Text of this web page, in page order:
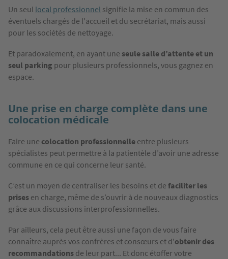
Un seul local professionnel signifie la mise en commun des
éventuels chargés de l'accueil et du secrétariat, mais aussi
pour les sociétés de nettoyage.
Et paradoxalement, en ayant une seule salle d’attente et un
seul parking pour plusieurs professionnels, vous gagnez en
espace.
Une prise en charge complète dans une
colocation médicale
Faire une colocation professionnelle entre plusieurs
spécialistes peut permettre à la patientèle d’avoir une adresse
commune en ce qui concerne leur santé.
C’est un moyen de centraliser les besoins et de faciliter les
prises en charge, même de s’ouvrir à de nouveaux diagnostics
grâce aux discussions interprofessionnelles.
Par ailleurs, cela peut être aussi une façon de vous faire
connaître auprès vos confrères et consœurs et d'obtenir des
recommandations de leur part... Et donc étoffer votre